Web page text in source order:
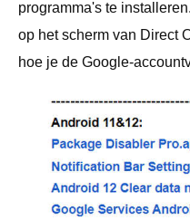
programma's te
op het scherm van Direct
hoe je de Google-